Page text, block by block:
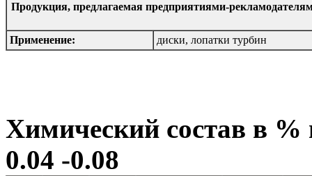
Продукция, предлагаемая предприятиями-
Применение: диски, лопатки турбин
Химический состав в
0.04 -0.08